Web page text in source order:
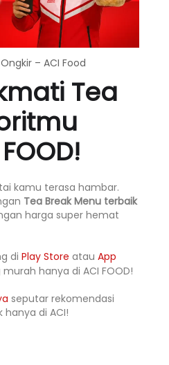
– ACI Food
Tea
kamu terasa hambar.
Tea Break Menu terbaik
harga super hemat
di Play Store atau App
hanya di ACI FOOD!
seputar rekomendasi
di ACI!